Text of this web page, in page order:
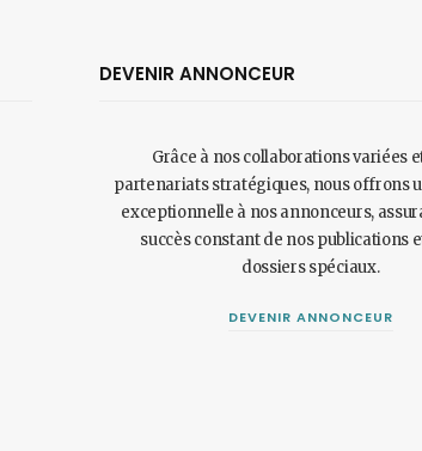
DEVENIR ANNONCEUR
Grâce à nos collaborations variées
partenariats stratégiques, nous offrons
exceptionnelle à nos annonceurs,
succès constant de nos publications
dossiers spéciaux.
DEVENIR ANNONCEUR